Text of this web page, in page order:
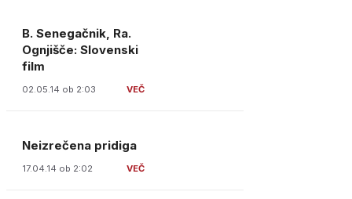
B. Senegačnik, Ra.
Ognjišče: Slovenski
film
02.05.14 ob 2:03
Neizrečena pridiga
17.04.14 ob 2:02